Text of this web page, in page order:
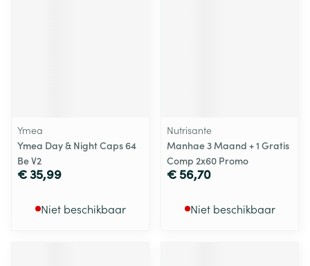
Ymea
Ymea Day & Night Caps 64
Be V2
€ 35,99
Niet beschikbaar
Nutrisante
Manhae 3 Maand + 1 Gratis
Comp 2x60 Promo
€ 56,70
Niet beschikbaar